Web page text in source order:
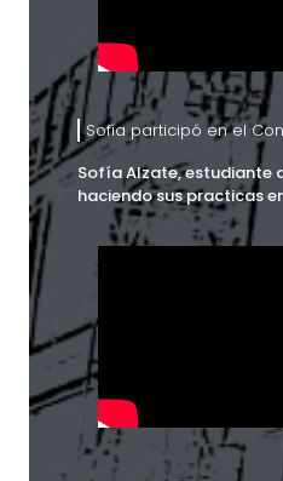
Sofía participó en el
Sofía Alzate, estudiante
haciendo sus practicas